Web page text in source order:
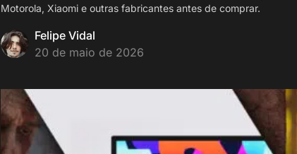
Motorola, Xiaomi e outras fabricantes antes de comprar.
Felipe Vidal
20 de maio de 2026